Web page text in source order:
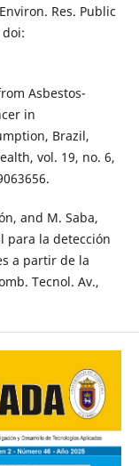
Res. Public
doi:
Asbestos-
in
Brazil,
vol. 19, no. 6,
and M. Saba,
para la detección
a partir de la
Tecnol. Av.,